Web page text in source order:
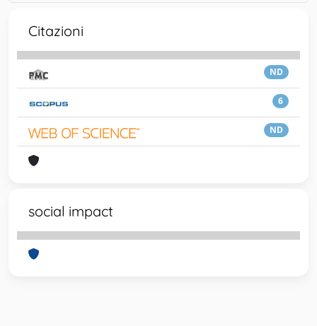
Citazioni
ND
6
ND
social impact